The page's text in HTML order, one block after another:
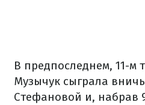
В предпоследнем, 11-м
Музычук сыграла
Стефановой и, набрав